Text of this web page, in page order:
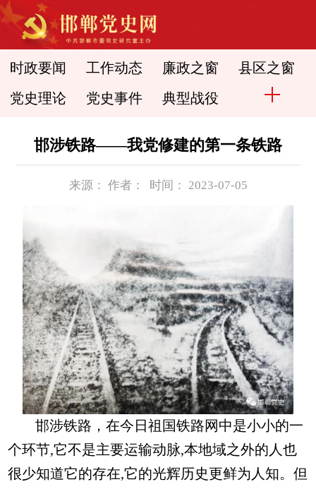
时政要闻 工作动态 廉政之窗 县区之窗
党史理论 党史事件 典型战役
邯涉铁路——我党修建的第一条铁路
来源： 作者： 时间： 2023-07-05
邯涉铁路，在今日祖国铁路网中是小小的一
个环节,它不是主要运输动脉,本地域之外的人也
很少知道它的存在,它的光辉历史更鲜为人知。但